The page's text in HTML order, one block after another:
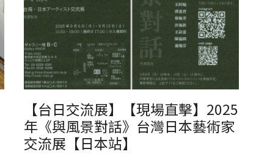
【台日交流展】【現場直擊】2025
年《與風景對話》台灣日本藝術家
交流展【日本站】